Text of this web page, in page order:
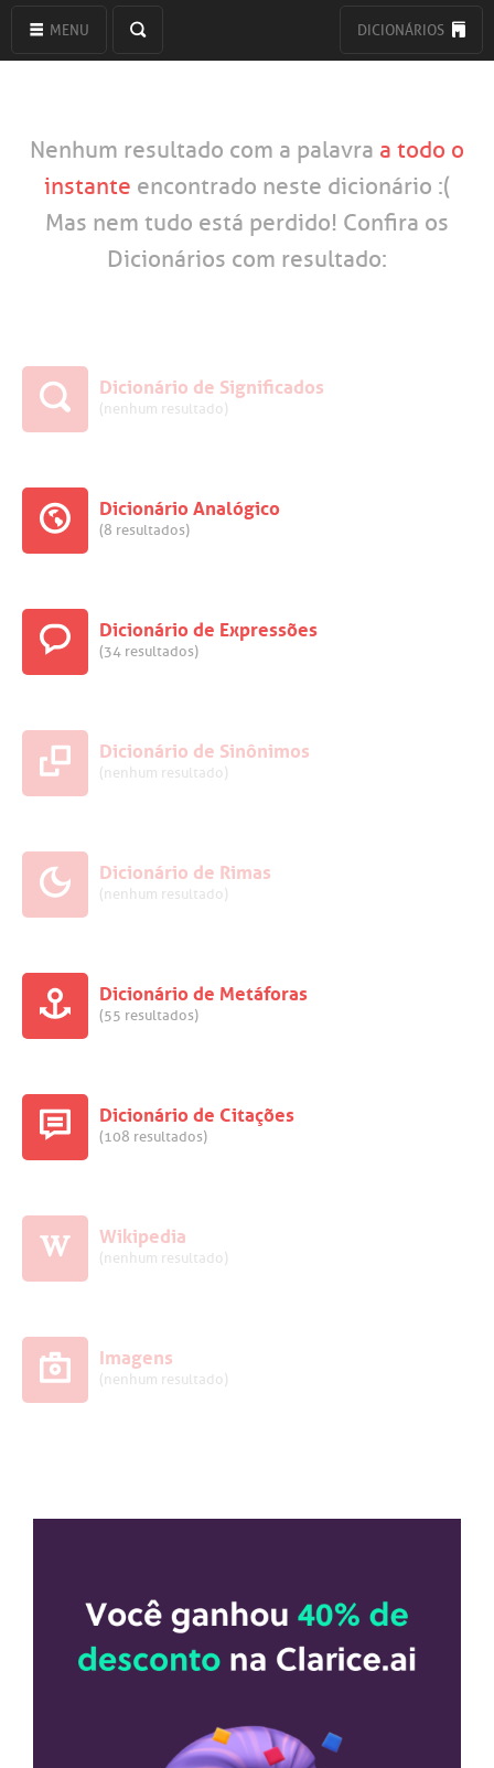
MENU DICIONÁRIOS
Nenhum resultado com a palavra a todo o
instante encontrado neste dicionário :(
Mas nem tudo está perdido! Confira os
Dicionários com resultado:
Dicionário de Significados
(nenhum resultado)
Dicionário Analógico
(8 resultados)
Dicionário de Expressões
(34 resultados)
Dicionário de Sinônimos
(nenhum resultado)
Dicionário de Rimas
(nenhum resultado)
Dicionário de Metáforas
(55 resultados)
Dicionário de Citações
(108 resultados)
Wikipedia
(nenhum resultado)
Imagens
(nenhum resultado)